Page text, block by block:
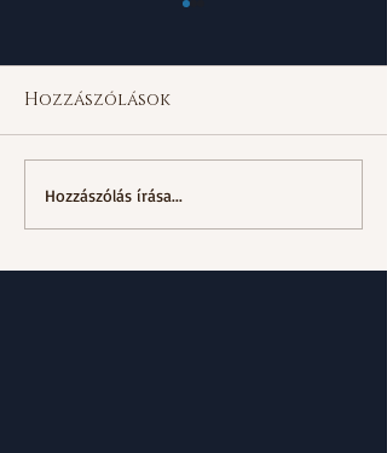
A szeretet, mint
alapkő
Hozzászólások
Hozzászólás írása...